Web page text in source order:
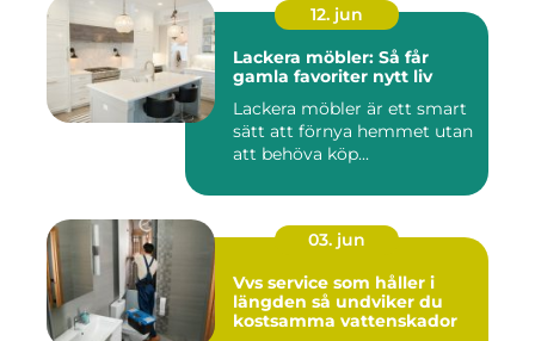
12. jun
Lackera möbler: Så får
gamla favoriter nytt liv
Lackera möbler är ett smart
sätt att förnya hemmet utan
att behöva köp...
03. jun
Vvs service som håller i
längden så undviker du
kostsamma vattenskador